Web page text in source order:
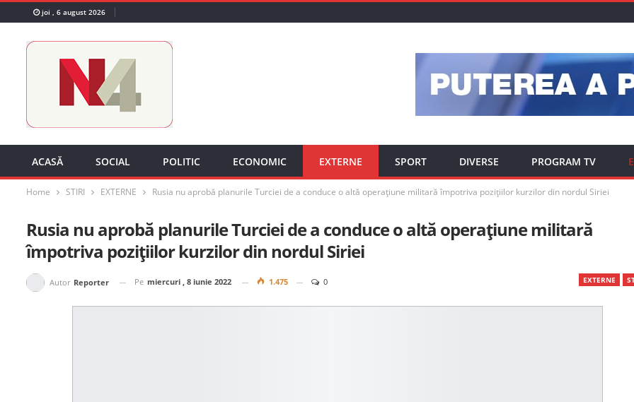
joi , 6 august 2026
ACASĂ SOCIAL POLITIC ECONOMIC EXTERNE SPORT DIVERSE PROGRAM TV
Home STIRI EXTERNE Rusia nu aprobă planurile Turciei de a conduce o altă operațiune militară împotriva pozițiilor kurzilor din nordul Siriei
Rusia nu aprobă planurile Turciei de a conduce o altă operațiune militară
împotriva pozițiilor kurzilor din nordul Siriei
EXTERNE
Autor Reporter Pe miercuri , 8 iunie 2022 1.475 0